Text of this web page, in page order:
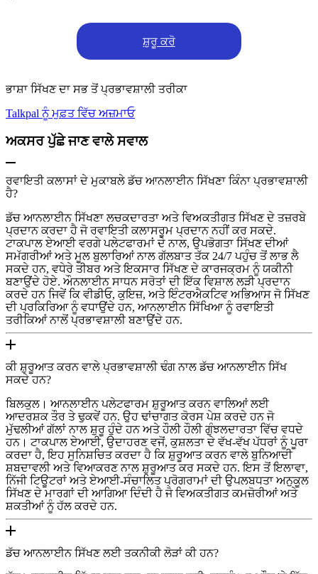
ਸ਼ੁਰੂ ਕਰੋ
ਭਾਸ਼ਾ ਸਿੱਖਣ ਦਾ ਸਭ ਤੋਂ ਪ੍ਰਭਾਵਸ਼ਾਲੀ ਤਰੀਕਾ
Talkpal ਨੂੰ ਮੁਫ਼ਤ ਵਿੱਚ ਅਜ਼ਮਾਓ
ਅਕਸਰ ਪੁੱਛੇ ਜਾਣ ਵਾਲੇ ਸਵਾਲ
ਰਵਾਇਤੀ ਕਲਾਸਾਂ ਦੇ ਮੁਕਾਬਲੇ ਡੱਚ ਆਨਲਾਈਨ ਸਿੱਖਣਾ ਕਿੰਨਾ ਪ੍ਰਭਾਵਸ਼ਾਲੀ
ਹੈ?
ਡੱਚ ਆਨਲਾਈਨ ਸਿੱਖਣਾ ਲਚਕਦਾਰਤਾ ਅਤੇ ਵਿਅਕਤੀਗਤ ਸਿੱਖਣ ਦੇ ਤਜ਼ਰਬੇ
ਪ੍ਰਦਾਨ ਕਰਦਾ ਹੈ ਜੋ ਰਵਾਇਤੀ ਕਲਾਸਰੂਮ ਪ੍ਰਦਾਨ ਨਹੀਂ ਕਰ ਸਕਦੇ.
ਟਾਕਪਾਲ ਏਆਈ ਵਰਗੇ ਪਲੇਟਫਾਰਮਾਂ ਦੇ ਨਾਲ, ਉਪਭੋਗਤਾ ਸਿੱਖਣ ਦੀਆਂ
ਸਮੱਗਰੀਆਂ ਅਤੇ ਮੂਲ ਬੁਲਾਰਿਆਂ ਨਾਲ ਗੱਲਬਾਤ ਤੱਕ 24/7 ਪਹੁੰਚ ਤੋਂ ਲਾਭ ਲੈ
ਸਕਦੇ ਹਨ, ਵਧੇਰੇ ਤੀਬਰ ਅਤੇ ਇਕਸਾਰ ਸਿੱਖਣ ਦੇ ਕਾਰਜਕ੍ਰਮ ਨੂੰ ਯਕੀਨੀ
ਬਣਾਉਂਦੇ ਹੋਏ. ਔਨਲਾਈਨ ਸਾਧਨ ਸਰੋਤਾਂ ਦੀ ਇੱਕ ਵਿਸ਼ਾਲ ਲੜੀ ਪ੍ਰਦਾਨ
ਕਰਦੇ ਹਨ ਜਿਵੇਂ ਕਿ ਵੀਡੀਓ, ਕੁਇਜ਼, ਅਤੇ ਇੰਟਰਐਕਟਿਵ ਅਭਿਆਸ ਜੋ ਸਿੱਖਣ
ਦੀ ਪ੍ਰਕਿਰਿਆ ਨੂੰ ਵਧਾਉਂਦੇ ਹਨ, ਆਨਲਾਈਨ ਸਿੱਖਿਆ ਨੂੰ ਰਵਾਇਤੀ
ਤਰੀਕਿਆਂ ਨਾਲੋਂ ਪ੍ਰਭਾਵਸ਼ਾਲੀ ਬਣਾਉਂਦੇ ਹਨ.
ਕੀ ਸ਼ੁਰੂਆਤ ਕਰਨ ਵਾਲੇ ਪ੍ਰਭਾਵਸ਼ਾਲੀ ਢੰਗ ਨਾਲ ਡੱਚ ਆਨਲਾਈਨ ਸਿੱਖ
ਸਕਦੇ ਹਨ?
ਬਿਲਕੁਲ। ਆਨਲਾਈਨ ਪਲੇਟਫਾਰਮ ਸ਼ੁਰੂਆਤ ਕਰਨ ਵਾਲਿਆਂ ਲਈ
ਆਦਰਸ਼ਕ ਤੌਰ ਤੇ ਢੁਕਵੇਂ ਹਨ. ਉਹ ਢਾਂਚਾਗਤ ਕੋਰਸ ਪੇਸ਼ ਕਰਦੇ ਹਨ ਜੋ
ਮੁੱਢਲੀਆਂ ਗੱਲਾਂ ਨਾਲ ਸ਼ੁਰੂ ਹੁੰਦੇ ਹਨ ਅਤੇ ਹੌਲੀ ਹੌਲੀ ਗੁੰਝਲਦਾਰਤਾ ਵਿੱਚ ਵਧਦੇ
ਹਨ। ਟਾਕਪਾਲ ਏਆਈ, ਉਦਾਹਰਣ ਵਜੋਂ, ਕੁਸ਼ਲਤਾ ਦੇ ਵੱਖ-ਵੱਖ ਪੱਧਰਾਂ ਨੂੰ ਪੂਰਾ
ਕਰਦਾ ਹੈ, ਇਹ ਸੁਨਿਸ਼ਚਿਤ ਕਰਦਾ ਹੈ ਕਿ ਸ਼ੁਰੂਆਤ ਕਰਨ ਵਾਲੇ ਬੁਨਿਆਦੀ
ਸ਼ਬਦਾਵਲੀ ਅਤੇ ਵਿਆਕਰਣ ਨਾਲ ਸ਼ੁਰੂਆਤ ਕਰ ਸਕਦੇ ਹਨ. ਇਸ ਤੋਂ ਇਲਾਵਾ,
ਨਿੱਜੀ ਟਿਊਟਰਾਂ ਅਤੇ ਏਆਈ-ਸੰਚਾਲਿਤ ਪ੍ਰੋਗਰਾਮਾਂ ਦੀ ਉਪਲਬਧਤਾ ਅਨੁਕੂਲ
ਸਿੱਖਣ ਦੇ ਮਾਰਗਾਂ ਦੀ ਆਗਿਆ ਦਿੰਦੀ ਹੈ ਜੋ ਵਿਅਕਤੀਗਤ ਕਮਜ਼ੋਰੀਆਂ ਅਤੇ
ਸ਼ਕਤੀਆਂ ਨੂੰ ਹੱਲ ਕਰਦੇ ਹਨ.
ਡੱਚ ਆਨਲਾਈਨ ਸਿੱਖਣ ਲਈ ਤਕਨੀਕੀ ਲੋੜਾਂ ਕੀ ਹਨ?